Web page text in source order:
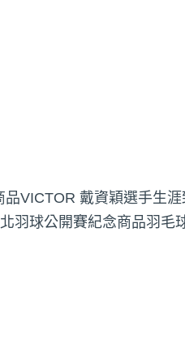
品VICTOR 戴資穎選手生涯
羽球公開賽紀念商品羽毛